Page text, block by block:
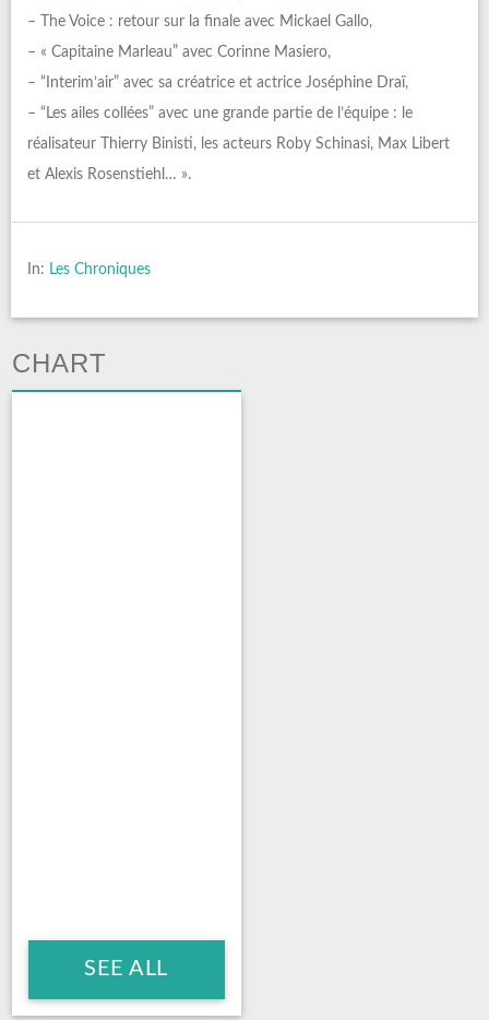
– The Voice : retour sur la finale avec Mickael Gallo,
– « Capitaine Marleau” avec Corinne Masiero,
– “Interim’air” avec sa créatrice et actrice Joséphine Draï,
– “Les ailes collées” avec une grande partie de l’équipe : le
réalisateur Thierry Binisti, les acteurs Roby Schinasi, Max Libert
et Alexis Rosenstiehl… ».
In: Les Chroniques
CHART
SEE ALL